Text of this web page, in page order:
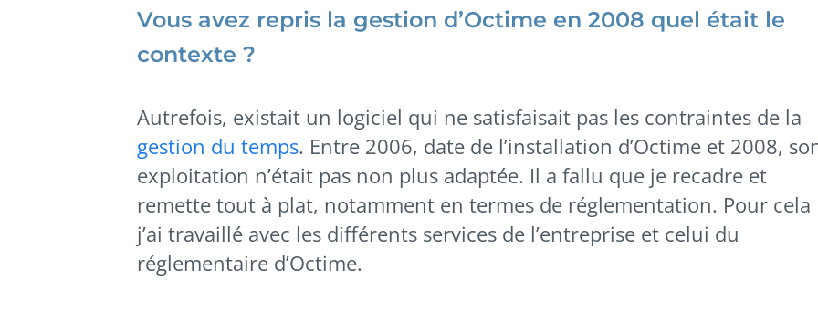
Vous avez repris la gestion d’Octime en 2008 quel était le
contexte ?
Autrefois, existait un logiciel qui ne satisfaisait pas les contraintes de la
gestion du temps. Entre 2006, date de l’installation d’Octime et 2008,
exploitation n’était pas non plus adaptée. Il a fallu que je recadre et
remette tout à plat, notamment en termes de réglementation. Pour cela
j’ai travaillé avec les différents services de l’entreprise et celui du
réglementaire d’Octime.